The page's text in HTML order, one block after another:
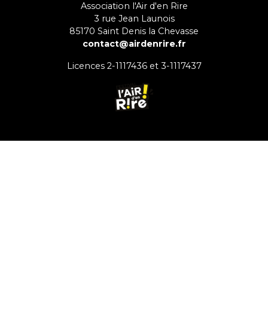
Association l'Air d'en Rire
3 rue Jean Launois
85170 Saint Denis la Chevasse
contact@airdenrire.fr
Licences 2-1117436 et 3-1117437